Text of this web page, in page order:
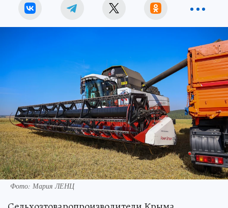
Фото: Мария ЛЕНЦ